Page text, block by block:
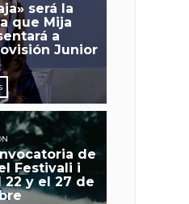
será la
que Mija
a
Junior
de
Festivali i
22 y el 27 de